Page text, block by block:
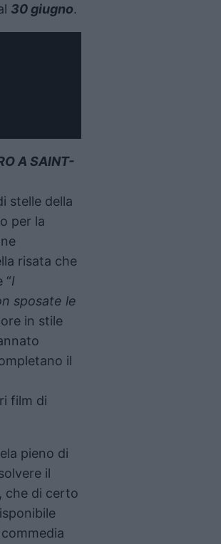
30 giugno.
A SAINT-
stelle della
per la
risata che
“I
sposate le
in stile
il
film di
pieno di
il
che di certo